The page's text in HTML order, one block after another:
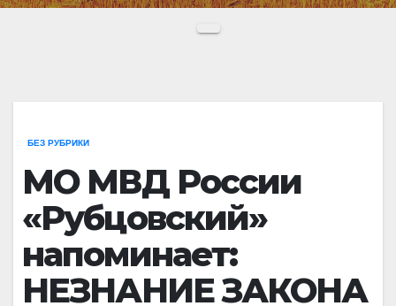
БЕЗ РУБРИКИ
МО МВД России
«Рубцовский»
напоминает:
НЕЗНАНИЕ ЗАКОНА